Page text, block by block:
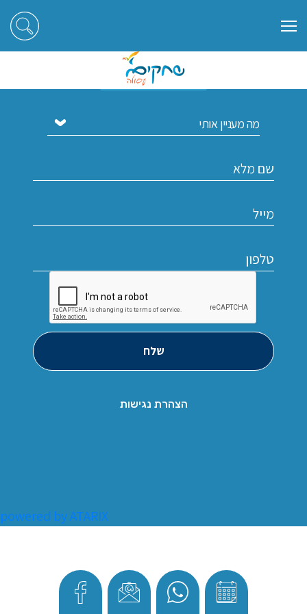
הירשמו לקבלת עדכונים
שלח
הצהרת נגישות
powered by ATARIX